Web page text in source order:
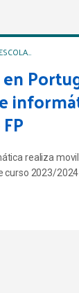
ACTIVIDADES EXTRAESCOLARES Y COMPLEMENTARIAS
realiza
curso 2023/